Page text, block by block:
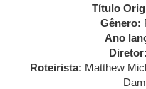
Título
Gênero:
Ano
Diretor:
Roteirista: Matthew